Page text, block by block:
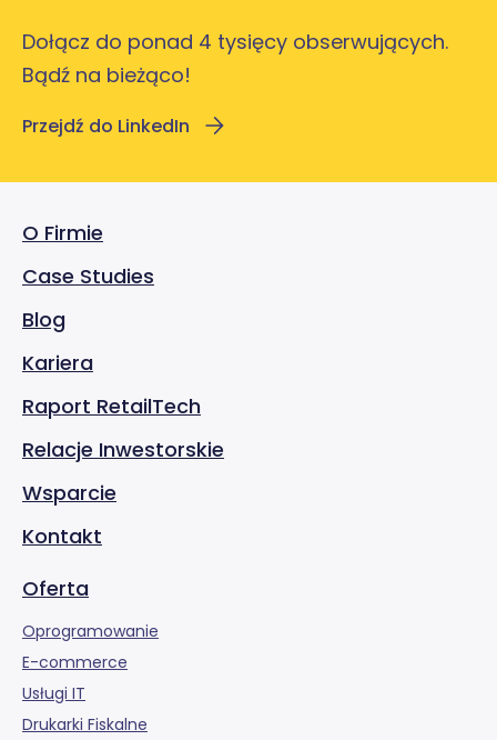
Dołącz do ponad 4 tysięcy obserwujących.
Bądź na bieżąco!
Przejdź do LinkedIn
O Firmie
Case Studies
Blog
Kariera
Raport RetailTech
Relacje Inwestorskie
Wsparcie
Kontakt
Oferta
Oprogramowanie
E-commerce
Usługi IT
Drukarki Fiskalne